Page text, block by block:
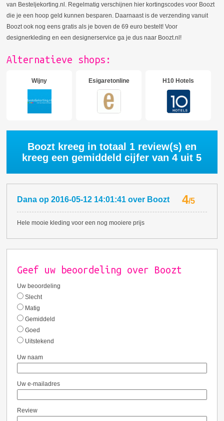
van Besteljekorting.nl. Regelmatig verschijnen hier kortingscodes voor Boozt
die je een hoop geld kunnen besparen. Daarnaast is de verzending vanuit
Boozt ook nog eens gratis als je boven de 69 euro bestelt! Voor
designerkleding en een designerservice ga je dus naar Boozt.nl!
Alternatieve shops:
Wijny Esigaretonline H10 Hotels
Boozt kreeg in totaal 1review(s) en
kreeg een gemiddeld cijfer van4 uit 5
Dana op2016-05-12 14:01:41 over Boozt 4/5
Hele mooie kleding voor een nog mooiere prijs
Geef uw beoordeling over Boozt
Uw beoordeling
Slecht
Matig
Gemiddeld
Goed
Uitstekend
Uw naam
Uw e-mailadres
Review